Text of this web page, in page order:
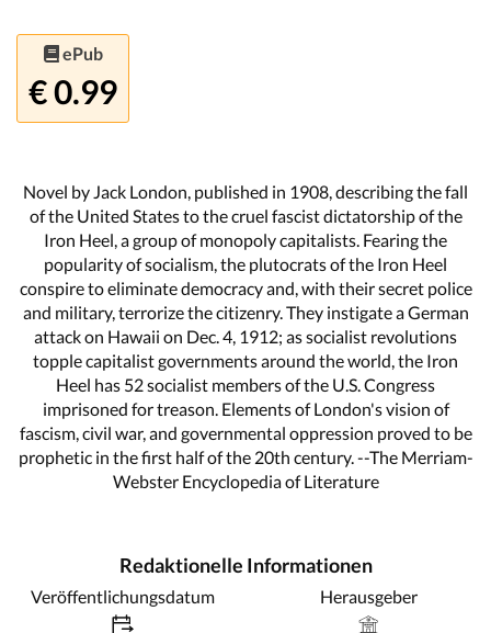
ePub
€ 0.99
Novel by Jack London, published in 1908, describing the fall
of the United States to the cruel fascist dictatorship of the
Iron Heel, a group of monopoly capitalists. Fearing the
popularity of socialism, the plutocrats of the Iron Heel
conspire to eliminate democracy and, with their secret police
and military, terrorize the citizenry. They instigate a German
attack on Hawaii on Dec. 4, 1912; as socialist revolutions
topple capitalist governments around the world, the Iron
Heel has 52 socialist members of the U.S. Congress
imprisoned for treason. Elements of London's vision of
fascism, civil war, and governmental oppression proved to be
prophetic in the first half of the 20th century. --The Merriam-
Webster Encyclopedia of Literature
Redaktionelle Informationen
Veröffentlichungsdatum Herausgeber